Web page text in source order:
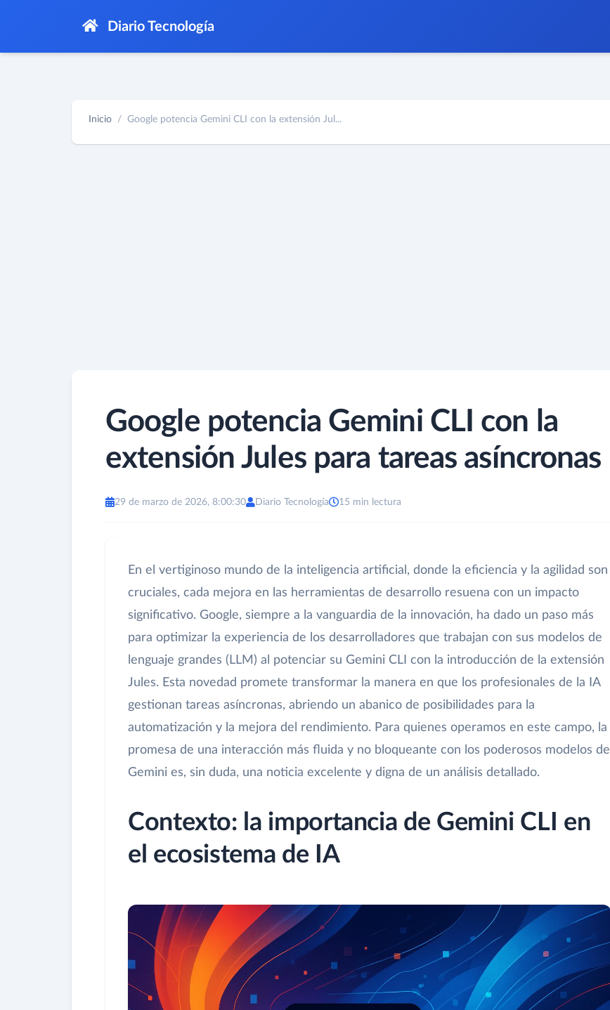
Diario Tecnología
Inicio Google potencia Gemini CLI con la extensión Jul...
Google potencia Gemini CLI con la
extensión Jules para tareas asíncronas
29 de marzo de 2026, 8:00:30 Diario Tecnología 15 min lectura
En el vertiginoso mundo de la inteligencia artificial, donde la eficiencia y la agilidad son
cruciales, cada mejora en las herramientas de desarrollo resuena con un impacto
significativo. Google, siempre a la vanguardia de la innovación, ha dado un paso más
para optimizar la experiencia de los desarrolladores que trabajan con sus modelos de
lenguaje grandes (LLM) al potenciar su Gemini CLI con la introducción de la extensión
Jules. Esta novedad promete transformar la manera en que los profesionales de la IA
gestionan tareas asíncronas, abriendo un abanico de posibilidades para la
automatización y la mejora del rendimiento. Para quienes operamos en este campo, la
promesa de una interacción más fluida y no bloqueante con los poderosos modelos de
Gemini es, sin duda, una noticia excelente y digna de un análisis detallado.
Contexto: la importancia de Gemini CLI en
el ecosistema de IA